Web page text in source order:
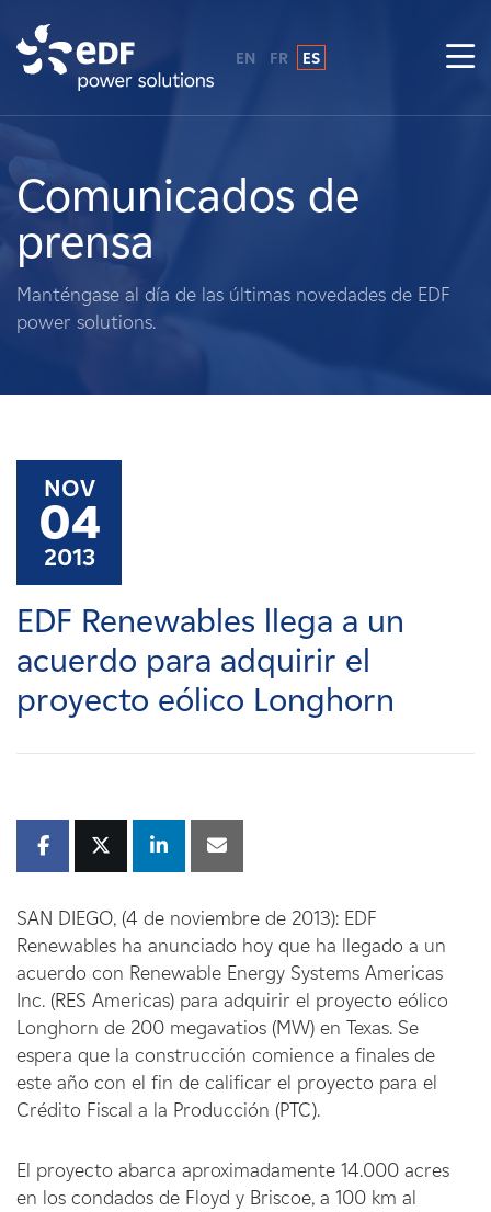
Sobre nosotros
Qué hacemos
Terratenientes
Carreras
Noticias
Contacte con
Afiliados
EN FR ES
Comunicados de
prensa
Manténgase al día de las últimas novedades de EDF
power solutions.
NOV
04
2013
EDF Renewables llega a un
acuerdo para adquirir el
proyecto eólico Longhorn
SAN DIEGO, (4 de noviembre de 2013): EDF
Renewables ha anunciado hoy que ha llegado a un
acuerdo con Renewable Energy Systems Americas
Inc. (RES Americas) para adquirir el proyecto eólico
Longhorn de 200 megavatios (MW) en Texas. Se
espera que la construcción comience a finales de
este año con el fin de calificar el proyecto para el
Crédito Fiscal a la Producción (PTC).
El proyecto abarca aproximadamente 14.000 acres
en los condados de Floyd y Briscoe, a 100 km al